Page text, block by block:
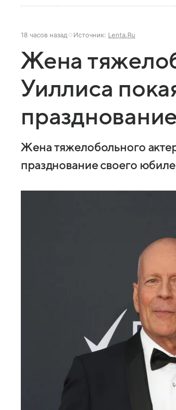
18 часов назад Источник: Lenta.Ru
Жена
Уиллиса
Жена тяжелобольного
празднование своего